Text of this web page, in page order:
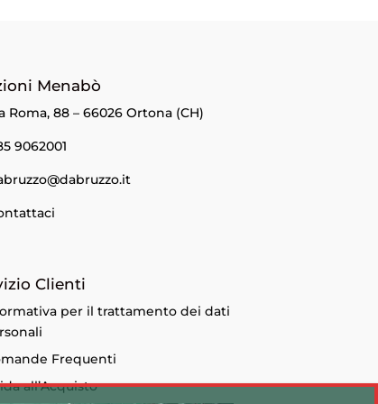
Menabò
Roma, 88 – 66026 Ortona (CH)
9062001
Clienti
per il trattamento dei dati
Frequenti
all’Acquisto